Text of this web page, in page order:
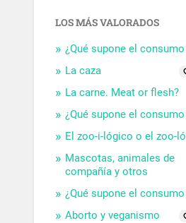
LOS MÁS VALORADOS
¿Qué supone el
La caza
La carne. Meat or flesh?
¿Qué supone el
El zoo-i-lógico o el zoo-
Mascotas, animales de
compañía y otros
¿Qué supone el
Aborto y veganismo